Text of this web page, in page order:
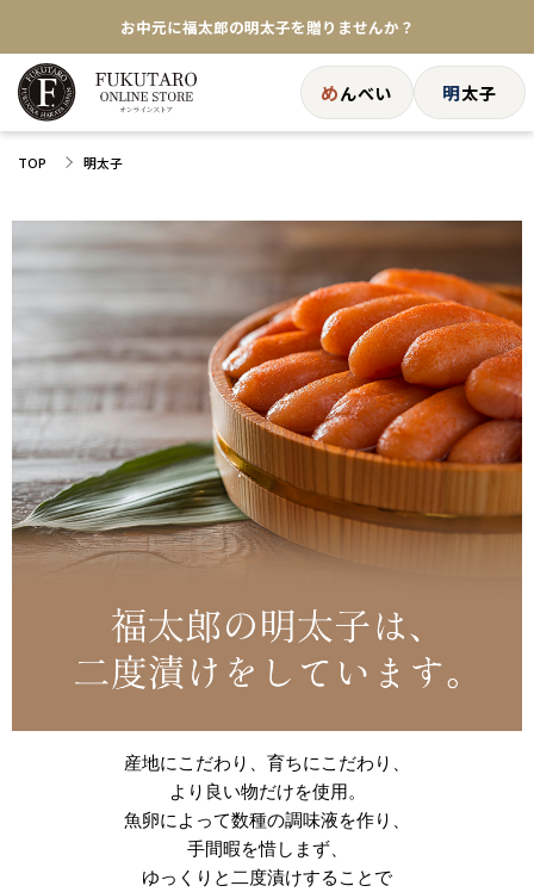
★めんべい25周年記念商品が登場★
【色々な味を試したい方へ】ポストイン！めんべい
送料全国一律770円！10,800円以上で送料無料
めんべい 明太子
TOP 明太子
産地にこだわり、育ちにこだわり、
より良い物だけを使用。
魚卵によって数種の調味液を作り、
手間暇を惜しまず、
ゆっくりと二度漬けすることで